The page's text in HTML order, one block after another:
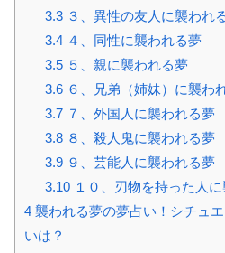
3.3３、異性の友人に襲われ
3.4４、同性に襲われる夢
3.5５、親に襲われる夢
3.6６、兄弟（姉妹）に襲わ
3.7７、外国人に襲われる夢
3.8８、殺人鬼に襲われる夢
3.9９、芸能人に襲われる夢
3.10１０、刃物を持った人に
4 襲われる夢の夢占い！シチュ
いは？